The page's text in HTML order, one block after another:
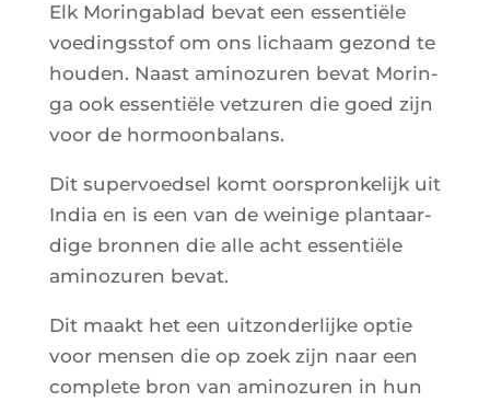
Elk Morin­ga­blad bevat een essen­tiële
voe­ding­ss­tof om ons lichaam gezond te
hou­den. Naast ami­no­zu­ren bevat Morin­
ga ook essen­tiële vet­zu­ren die goed zijn
voor de hormoonbalans.
Dit super­voed­sel komt oors­pron­ke­lijk uit
India en is een van de wei­nige plan­taar­
dige bron­nen die alle acht essen­tiële
ami­no­zu­ren bevat.
Dit maakt het een uit­zon­der­lijke optie
voor men­sen die op zoek zijn naar een
com­plete bron van ami­no­zu­ren in hun